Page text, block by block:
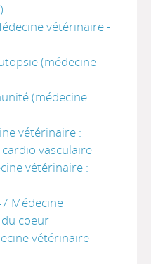
vétérinaire -
(médecine
(médecine
vétérinaire :
vasculaire
vétérinaire :
Médecine
coeur
vétérinaire -